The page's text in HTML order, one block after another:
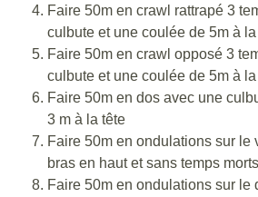
Faire 50m en crawl rattrapé 3
culbute et une coulée de 5m à
Faire 50m en crawl opposé 3
culbute et une coulée de 5m à
Faire 50m en dos avec une
3 m à la tête
Faire 50m en ondulations sur le
bras en haut et sans temps
Faire 50m en ondulations sur le